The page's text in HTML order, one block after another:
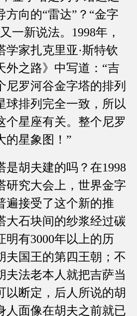
方向的“雷达”？“金字
一新说法。1998年，
学家扎克里亚·斯特钦
外之路》中写道：“吉
尼罗河谷金字塔的排列
球排列完全一致，所以
个星座有关。整个尼罗
的星象图！”
胡夫建的吗？在1998
研究大会上，世界金字
遍接受了这个新的推
大石块间的纱浆经过碳
明有3000年以上的历
夫国王的第四王朝；不
夫法老本人就把吉萨当
以断定，后人所说的胡
人面像在胡夫之前就已